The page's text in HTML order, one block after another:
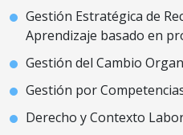
Gestión Estratégica de
Aprendizaje basado en
Gestión del Cambio
Gestión por
Derecho y Contexto